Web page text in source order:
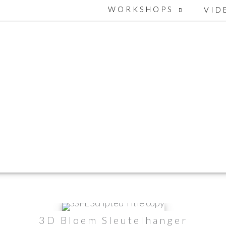
WORKSHOPS
3D Bloem Sleutelhanger